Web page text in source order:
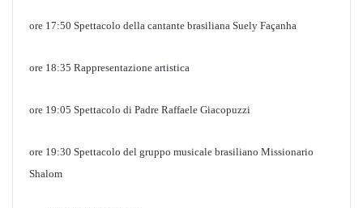
ore 17:50 Spettacolo della cantante brasiliana Suely Façanha
ore 18:35 Rappresentazione artistica
ore 19:05 Spettacolo di Padre Raffaele Giacopuzzi
ore 19:30 Spettacolo del gruppo musicale brasiliano Missionario
Shalom